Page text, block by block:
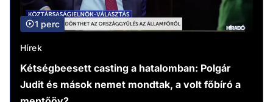
1 perc
Hírek
Kétségbeesett casting a hatalomban: Polgár
Judit és mások nemet mondtak, a volt főbíró a